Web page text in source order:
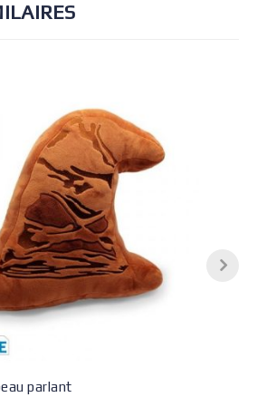
parlant